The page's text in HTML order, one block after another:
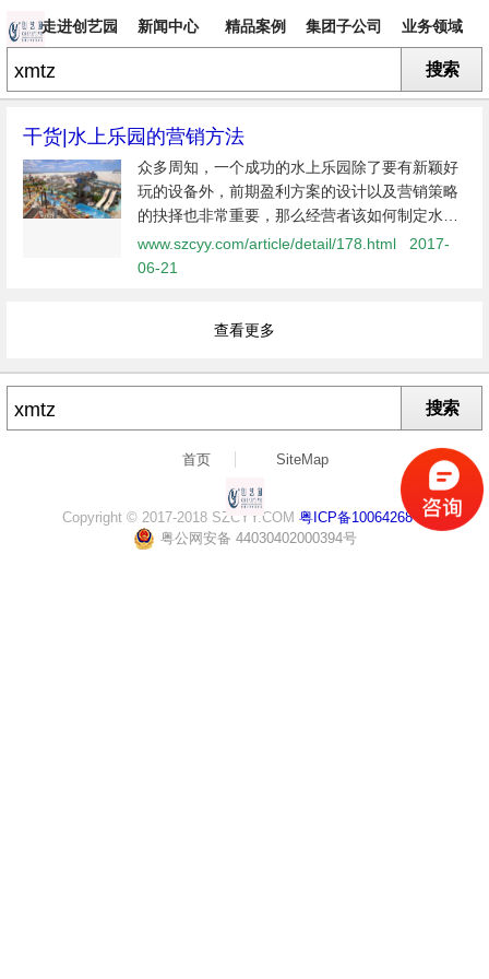
走进创艺园 新闻中心 精品案例 集团子公司 业务领域
搜索
干货|水上乐园的营销方法
众多周知，一个成功的水上乐园除了要有新颖好
玩的设备外，前期盈利方案的设计以及营销策略
的抉择也非常重要，那么经营者该如何制定水上
乐园营销策略，使之带来意想不到的收益呢？1.
找准市场定位以及独特卖点市场定位及独特卖点
www.szcyy.com/article/detail/178.html
2017-
06-21
查看更多
搜索
首页 SiteMap
Copyright © 2017-2018 SZCYY.COM 粤ICP备10064268号
粤公网安备 44030402000394号